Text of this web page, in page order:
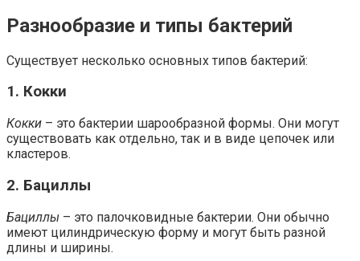
Разнообразие и типы бактерий
Существует несколько основных типов бактерий:
1. Кокки
Кокки – это бактерии шарообразной формы. Они могут
существовать как отдельно, так и в виде цепочек или
кластеров.
2. Бациллы
Бациллы – это палочковидные бактерии. Они обычно
имеют цилиндрическую форму и могут быть разной
длины и ширины.